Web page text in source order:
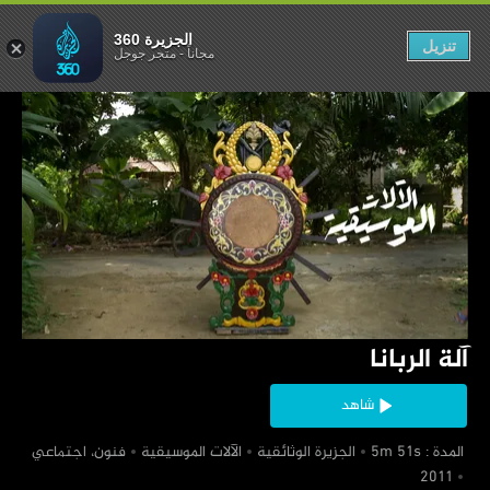
‏آلة الربانا
شاهد
‏ المدة : 5m 51s
‏الجزيرة الوثائقية ‏الآلات الموسيقية
‏فنون، اجتماعي
آلة الربانا
الجزيرة 360
مجاناً-متجر جوجل تنزيل